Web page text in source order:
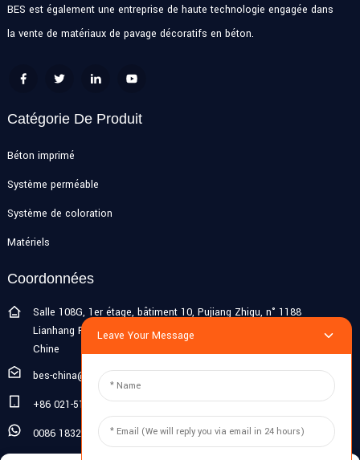
BES est également une entreprise de haute technologie engagée dans
la vente de matériaux de pavage décoratifs en béton.
Catégorie De Produit
Béton imprimé
Système perméable
Système de coloration
Matériels
Coordonnées
Salle 108G, 1er étage, bâtiment 10, Pujiang Zhigu, n° 1188
Lianhang Road, ville de Pujiang, district de Minhang, Shanghai,
Chine
bes-china@besdeconcrete.com
+86 021-51692846
0086 18321330829
Leave Your Message